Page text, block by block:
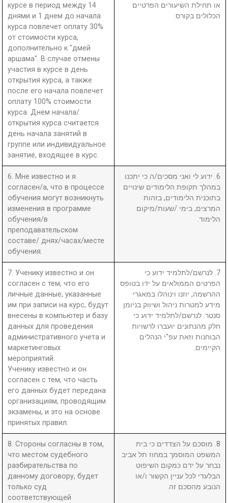
курсе в период между 14
днями и 1 днем до начала
курса повлечет оплату 30%
от стоимости курса,
дополнительно к "дмей
аршама". В случае отмены
участия в курсе в день
открытия курса, а также
после его начала повлечет
оплату 100% стоимости
курса. Днем начала/
открытия курса считается
день начала занятий в
группе или индивидуальное
занятие, входящее в курс.
או תחילת השיעורים הפרטיים
הכלולים בקורס.
6. Мне известно и я
согласен/а, что в процессе
обучения могут возникнуть
изменения в программе
обучения/в
преподавательском
составе/ днях/часах/месте
обучения.
6. ידוע לי ואני מסכים/ה כי יתכנו
במהלך תקופת הלימודים שינויים
בתוכנית הלימודים, בזהות
המרצים, בימי /שעות/מיקום
הלימוד.
7. Ученику известно и он
согласен с тем, что его
личные данные, указанные
им при записи на курс, будут
внесены в компьютер и базу
данных для проведения
административного учета и
маркетинговых
мероприятий.
Ученику известно и он
согласен с тем, что часть
его данных будет передана
организациям, проводящим
экзамены, и это на основе
принятых правил.
7. לנרשם/לתלמיד ידוע כי
הפרטים הממולאים על ידו בטופס
ההרשמה, יוזנו וינוהלו במאגרי
מידע למטרות ניהול ושיווק בניומן
סנטר. לנרשם/לתלמיד ידוע כי
חלק מהנתונים יועברו לרשויות
הבוחנות וזאת עפ"י הנהלים
הקיימים.
8. Стороны согласны в том,
что местом судебного
разбирательства по
данному договору, будет
только суд
соответствующей
8. מוסכם על הצדדים כי בית
המשפט המוסמך במחוז תל אביב
נבחר על ידם כמקום השיפוט
הבלעדי לכל עניין הקשור ו/או
הנובע מהסכם זה.